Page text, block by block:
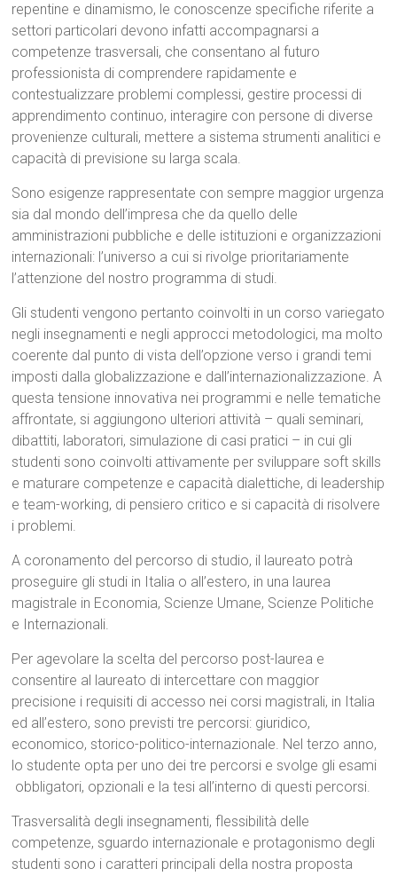
repentine e dinamismo, le conoscenze specifiche riferite a
settori particolari devono infatti accompagnarsi a
competenze trasversali, che consentano al futuro
professionista di comprendere rapidamente e
contestualizzare problemi complessi, gestire processi di
apprendimento continuo, interagire con persone di diverse
provenienze culturali, mettere a sistema strumenti analitici e
capacità di previsione su larga scala.
Sono esigenze rappresentate con sempre maggior urgenza
sia dal mondo dell’impresa che da quello delle
amministrazioni pubbliche e delle istituzioni e organizzazioni
internazionali: l’universo a cui si rivolge prioritariamente
l’attenzione del nostro programma di studi.
Gli studenti vengono pertanto coinvolti in un corso variegato
negli insegnamenti e negli approcci metodologici, ma molto
coerente dal punto di vista dell’opzione verso i grandi temi
imposti dalla globalizzazione e dall’internazionalizzazione. A
questa tensione innovativa nei programmi e nelle tematiche
affrontate, si aggiungono ulteriori attività – quali seminari,
dibattiti, laboratori, simulazione di casi pratici – in cui gli
studenti sono coinvolti attivamente per sviluppare soft skills
e maturare competenze e capacità dialettiche, di leadership
e team-working, di pensiero critico e si capacità di risolvere
i problemi.
A coronamento del percorso di studio, il laureato potrà
proseguire gli studi in Italia o all’estero, in una laurea
magistrale in Economia, Scienze Umane, Scienze Politiche
e Internazionali.
Per agevolare la scelta del percorso post-laurea e
consentire al laureato di intercettare con maggior
precisione i requisiti di accesso nei corsi magistrali, in Italia
ed all’estero, sono previsti tre percorsi: giuridico,
economico, storico-politico-internazionale. Nel terzo anno,
lo studente opta per uno dei tre percorsi e svolge gli esami
obbligatori, opzionali e la tesi all’interno di questi percorsi.
Trasversalità degli insegnamenti, flessibilità delle
competenze, sguardo internazionale e protagonismo degli
studenti sono i caratteri principali della nostra proposta